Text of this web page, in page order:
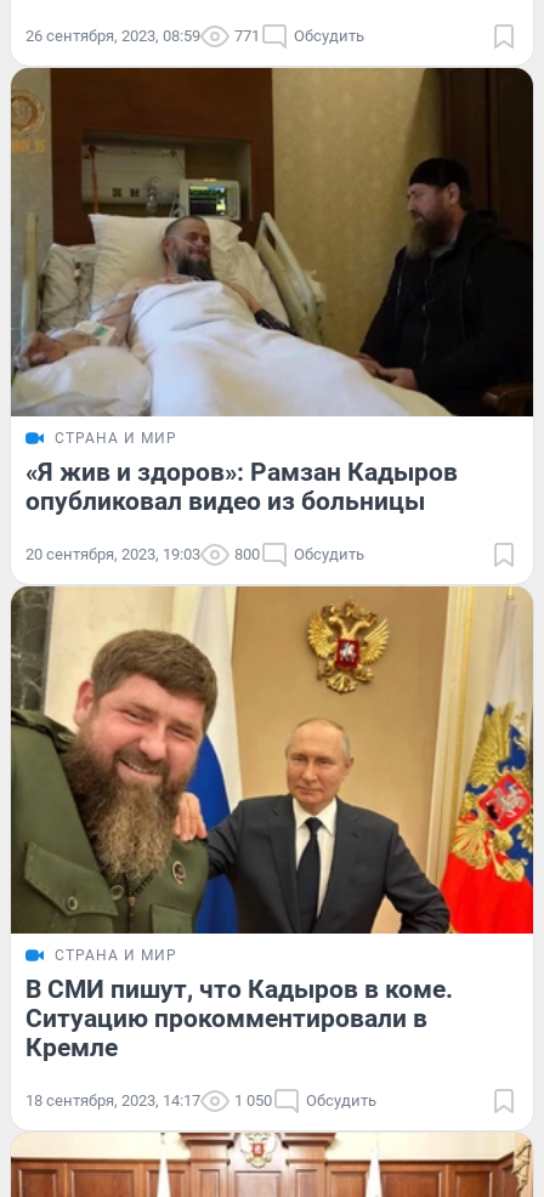
26 сентября, 2023, 08:59 771 Обсудить
СТРАНА И МИР
«Я жив и здоров»: Рамзан Кадыров
опубликовал видео из больницы
20 сентября, 2023, 19:03 800 Обсудить
СТРАНА И МИР
В СМИ пишут, что Кадыров в коме.
Ситуацию прокомментировали в
Кремле
18 сентября, 2023, 14:17 1 050 Обсудить